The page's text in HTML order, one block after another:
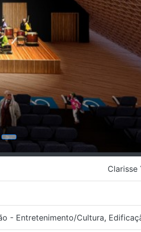
Clarisse
- Entretenimento/Cultura,